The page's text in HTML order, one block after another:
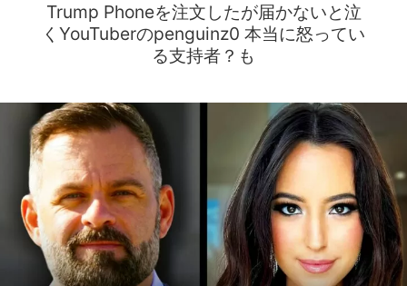
Trump Phoneを注文したが届かないと泣
くYouTuberのpenguinz0 本当に怒ってい
る支持者？も